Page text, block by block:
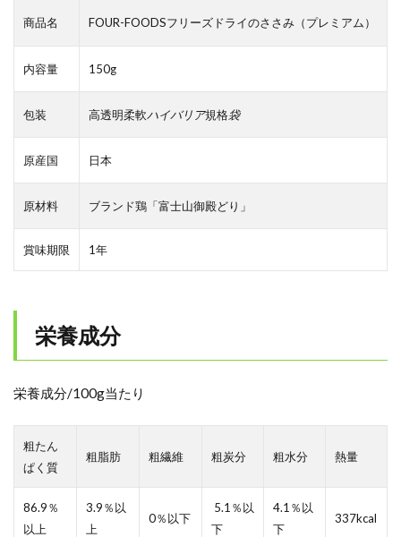
商品名 FOUR-FOODSフリーズドライのささみ（プレミアム）
内容量 150g
包装 高透明柔軟ハイバリア規格袋
原産国 日本
原材料 ブランド鶏「富士山御殿どり」
賞味期限 1年
栄養成分
栄養成分/100g当たり
粗たん
ぱく質
粗脂肪 粗繊維 粗炭分 粗水分 熱量
86.9％
以上
3.9％以
上
0％以下
5.1％以
下
4.1％以
下
337kcal